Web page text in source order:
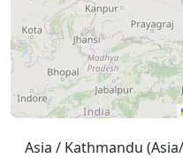
Asia / Kathmandu